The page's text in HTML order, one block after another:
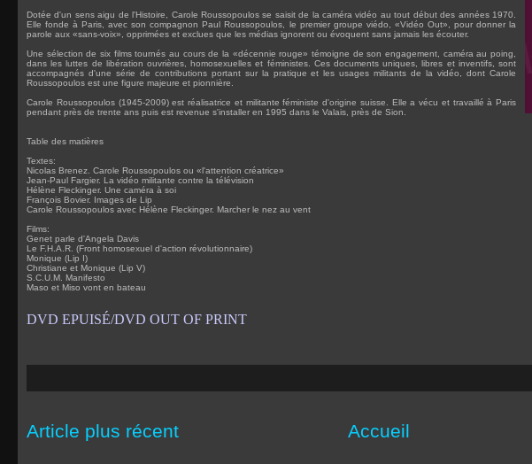
Dotée d'un sens aigu de l'Histoire, Carole Roussopoulos se saisit de la caméra vidéo au tout début des années 1970.
Elle fonde à Paris, avec son compagnon Paul Roussopoulos, le premier groupe viédo, «Vidéo Out», pour donner la
parole aux «sans-voix», opprimées et exclues que les médias ignorent ou évoquent sans jamais les écouter.
Une sélection de six films tournés au cours de la «décennie rouge» témoigne de son engagement, caméra au poing,
dans les luttes de libération ouvrières, homosexuelles et féministes. Ces documents uniques, libres et inventifs, sont
accompagnés d'une série de contributions portant sur la pratique et les usages militants de la vidéo, dont Carole
Roussopoulos est une figure majeure et pionnière.
Carole Roussopoulos (1945-2009) est réalisatrice et militante féministe d'origine suisse. Elle a vécu et travaillé à Paris
pendant près de trente ans puis est revenue s'installer en 1995 dans le Valais, près de Sion.
Table des matières
Textes:
Nicolas Brenez. Carole Roussopoulos ou «l'attention créatrice»
Jean-Paul Fargier. La vidéo militante contre la télévision
Hélène Fleckinger. Une caméra à soi
François Bovier. Images de Lip
Carole Roussopoulos avec Hélène Fleckinger. Marcher le nez au vent
Films:
Genet parle d'Angela Davis
Le F.H.A.R. (Front homosexuel d'action révolutionnaire)
Monique (Lip I)
Christiane et Monique (Lip V)
S.C.U.M. Manifesto
Maso et Miso vont en bateau
DVD EPUISÉ/DVD OUT OF PRINT
Article plus récent Accueil